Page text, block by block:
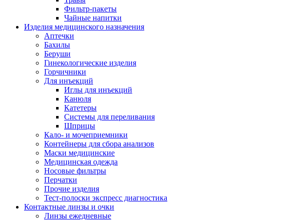
Фильтр-пакеты
Чайные напитки
Изделия медицинского назначения
Аптечки
Бахилы
Беруши
Гинекологические изделия
Горчичники
Для инъекций
Иглы для инъекций
Канюля
Катетеры
Системы для переливания
Шприцы
Кало- и мочеприемники
Контейнеры для сбора анализов
Маски медицинские
Медицинская одежда
Носовые фильтры
Перчатки
Прочие изделия
Тест-полоски экспресс диагностика
Контактные линзы и очки
Линзы ежедневные